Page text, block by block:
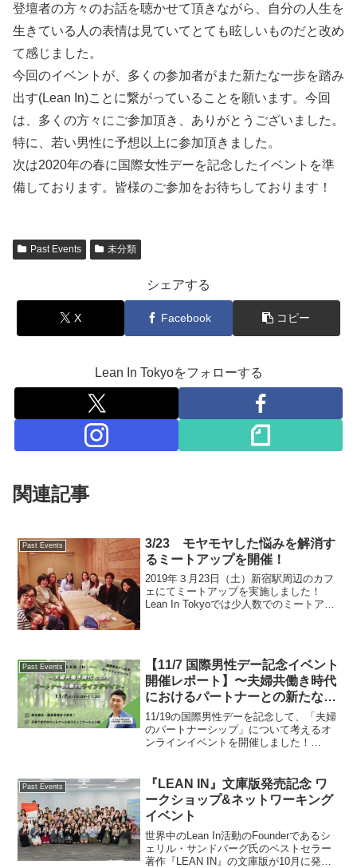
登壇者の方々のお話を聴かせて頂きながら、自分の人生を
生きている人の表情は見ていてとても眩しいものだと改め
て感じました。
今回のイベントが、多くの参加者がまた新たな一歩を踏み
出す(Lean In)ことに繋がっていることを願います。今回
は、多くの方々にご参加頂き、ありがとうございました。
特に、若い男性に予想以上に参加頂きました。
次は2020年の春に国際女性デーを記念したイベントを準
備しております。皆様のご参加をお待ちしております！
Past Events 未分類
シェアする
X Facebook コピー
Lean In Tokyoをフォローする
関連記事
Past Events
3/23 モヤモヤした悩みを解消す
るミートアップを開催！
2019年３月23日（土）新宿駅周辺のカフ
ェにてミートアップを実施しました！
Lean In Tokyoでは少人数でのミートアッ
「...
Past Events
【11/7 国際男性デー記念イベント
開催レポート】〜夫婦共働き時代
におけるパートナーとの新たなラ
イフデザイン〜
11/19の国際男性デーを記念して、「夫婦
のパートナーシップ」について考えるオ
ンラインイベントを開催しました！
上原達也さんにご登壇いただきました。
上原さ...
Past Events
『LEAN IN』文庫版発売記念 ワ
ークショップ&ネットワーキング
イベント
世界中のLean In活動のFounderであるシ
ェリル・サンドバーグ氏のベストセラー
著作『LEAN IN』の文庫版が10月に発売